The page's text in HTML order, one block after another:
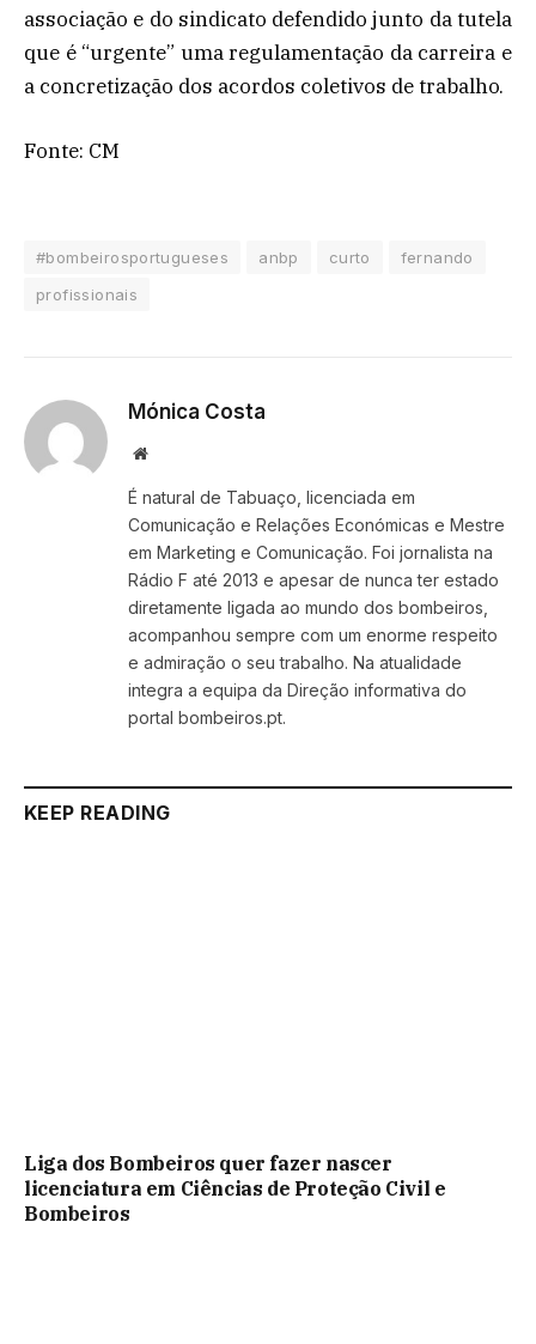
associação e do sindicato defendido junto da tutela
que é “urgente” uma regulamentação da carreira e
a concretização dos acordos coletivos de trabalho.
Fonte: CM
#bombeirosportugueses anbp curto
fernando
profissionais
Mónica Costa
Website
É natural de Tabuaço, licenciada em
Comunicação e Relações Económicas e Mestre
em Marketing e Comunicação. Foi jornalista na
Rádio F até 2013 e apesar de nunca ter estado
diretamente ligada ao mundo dos bombeiros,
acompanhou sempre com um enorme respeito
e admiração o seu trabalho. Na atualidade
integra a equipa da Direção informativa do
portal bombeiros.pt.
KEEP READING
Liga dos Bombeiros quer fazer nascer
licenciatura em Ciências de Proteção Civil e
Bombeiros